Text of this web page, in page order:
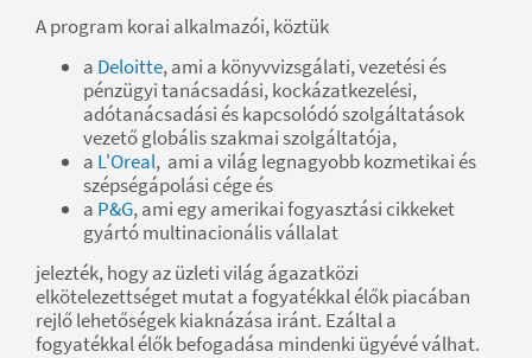
A program korai alkalmazói, köztük
a Deloitte, ami a könyvvizsgálati, vezetési és
pénzügyi tanácsadási, kockázatkezelési,
adótanácsadási és kapcsolódó szolgáltatások
vezető globális szakmai szolgáltatója,
a L'Oreal, ami a világ legnagyobb kozmetikai és
szépségápolási cége és
a P&G, ami egy amerikai fogyasztási cikkeket
gyártó multinacionális vállalat
jelezték, hogy az üzleti világ ágazatközi
elkötelezettséget mutat a fogyatékkal élők piacában
rejlő lehetőségek kiaknázása iránt. Ezáltal a
fogyatékkal élők befogadása mindenki ügyévé válhat.